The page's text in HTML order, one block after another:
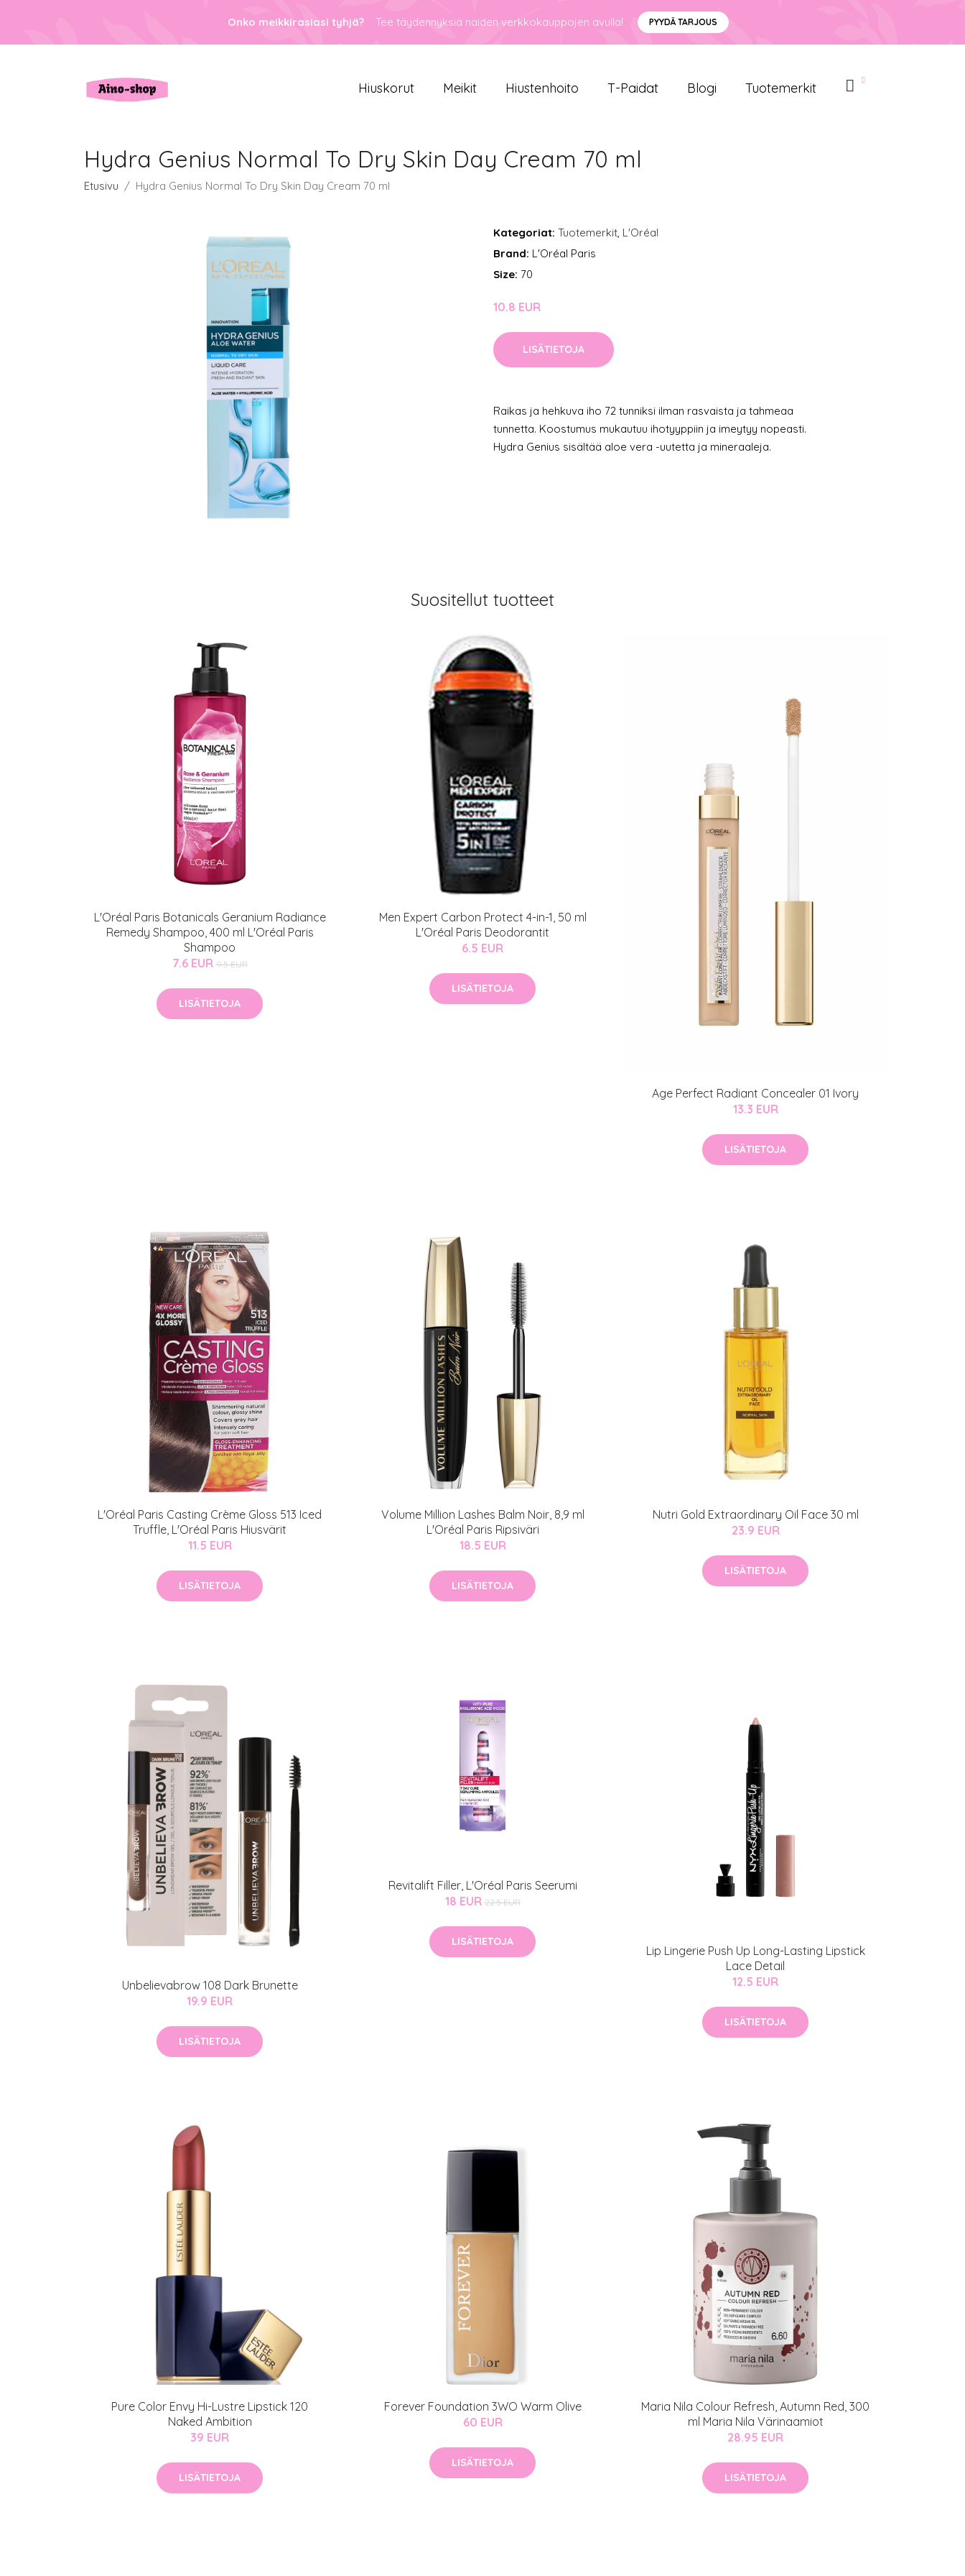
Onko meikkirasiasi tyhjä? Tee täydennyksiä näiden verkkokauppojen avulla! PYYDÄ TARJOUS
Hiuskorut Meikit Hiustenhoito T-Paidat Blogi Tuotemerkit
Hydra Genius Normal To Dry Skin Day Cream 70 ml
Etusivu Hydra Genius Normal To Dry Skin Day Cream 70 ml
Kategoriat: Tuotemerkit, L'Oréal
Brand: L'Oréal Paris
Size: 70
10.8 EUR
LISÄTIETOJA
Raikas ja hehkuva iho 72 tunniksi ilman rasvaista ja tahmeaa
tunnetta. Koostumus mukautuu ihotyyppiin ja imeytyy nopeasti.
Hydra Genius sisältää aloe vera -uutetta ja mineraaleja.
Suositellut tuotteet
L'Oréal Paris Botanicals Geranium Radiance
Remedy Shampoo, 400 ml L'Oréal Paris
Shampoo
7.6 EUR 9.5 EUR
LISÄTIETOJA
Men Expert Carbon Protect 4-in-1, 50 ml
L'Oréal Paris Deodorantit
6.5 EUR
LISÄTIETOJA
Age Perfect Radiant Concealer 01 Ivory
13.3 EUR
LISÄTIETOJA
L'Oréal Paris Casting Crème Gloss 513 Iced
Truffle, L'Oréal Paris Hiusvärit
11.5 EUR
LISÄTIETOJA
Volume Million Lashes Balm Noir, 8,9 ml
L'Oréal Paris Ripsiväri
18.5 EUR
LISÄTIETOJA
Nutri Gold Extraordinary Oil Face 30 ml
23.9 EUR
LISÄTIETOJA
Unbelievabrow 108 Dark Brunette
19.9 EUR
LISÄTIETOJA
Revitalift Filler, L'Oréal Paris Seerumi
18 EUR 22.5 EUR
LISÄTIETOJA
Lip Lingerie Push Up Long-Lasting Lipstick
Lace Detail
12.5 EUR
LISÄTIETOJA
Pure Color Envy Hi-Lustre Lipstick 120
Naked Ambition
39 EUR
LISÄTIETOJA
Forever Foundation 3WO Warm Olive
60 EUR
LISÄTIETOJA
Maria Nila Colour Refresh, Autumn Red, 300
ml Maria Nila Värinaamiot
28.95 EUR
LISÄTIETOJA
Erikoistarjous
Sponsoriltamme
IdealofMeD Kauppa
Kaikki IdealofMeDin tuotteet -20 %!
Varaa konsultaatio
ja saat nyt myös -200 €
toimenpiteestä.
KATSO TARJOUS